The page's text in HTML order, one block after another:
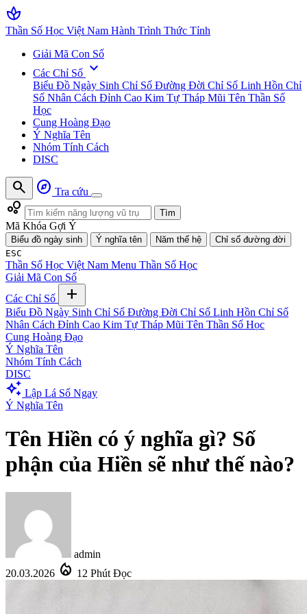
spa
Thần Số Học Việt Nam Hành Trình Thức Tỉnh
Giải Mã Con Số
Các Chỉ Số expand_more
Biểu Đồ Ngày Sinh Chỉ Số Đường Đời Chỉ Số Linh Hồn Chỉ
Số Nhân Cách Đỉnh Cao Kim Tự Tháp Mũi Tên Thần Số
Học
Cung Hoàng Đạo
Ý Nghĩa Tên
Nhóm Tính Cách
DISC
search explore Tra cứu
bubble_chart Tìm
Mã Khóa Gợi Ý
Biểu đồ ngày sinh Ý nghĩa tên Năm thế hệ
Chỉ số đường đời
ESC
Thần Số Học Việt Nam Menu Thần Số Học
Giải Mã Con Số
Các Chỉ Số
add
Biểu Đồ Ngày Sinh Chỉ Số Đường Đời Chỉ Số Linh Hồn Chỉ Số
Nhân Cách Đỉnh Cao Kim Tự Tháp Mũi Tên Thần Số Học
Cung Hoàng Đạo
Ý Nghĩa Tên
Nhóm Tính Cách
DISC
auto_awesome Lập Lá Số Ngay
Ý Nghĩa Tên
Tên Hiền có ý nghĩa gì? Số
phận của Hiền sẽ như thế nào?
admin
20.03.2026 local_fire_department 12 Phút Đọc